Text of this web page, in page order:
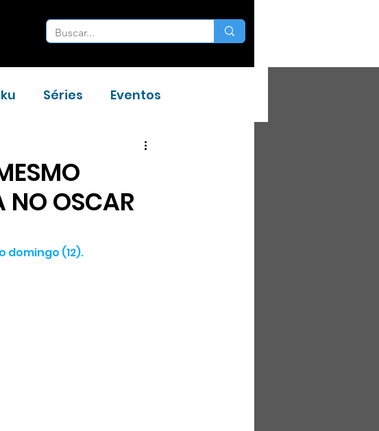
Séries Eventos
NO OSCAR
domingo (12).